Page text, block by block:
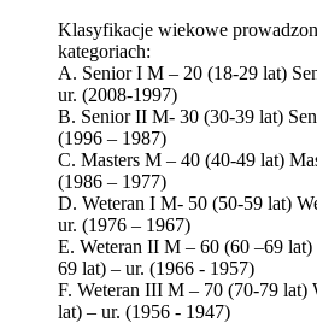
Klasyfikacje wiekowe
kategoriach:
A. Senior I M – 20 (18-29 lat)
ur. (2008-1997)
B. Senior II M- 30 (30-39 lat)
(1996 – 1987)
C. Masters M – 40 (40-49 lat)
(1986 – 1977)
D. Weteran I M- 50 (50-59 lat)
ur. (1976 – 1967)
E. Weteran II M – 60 (60 –69
69 lat) – ur. (1966 - 1957)
F. Weteran III M – 70 (70-79 lat)
lat) – ur. (1956 - 1947)